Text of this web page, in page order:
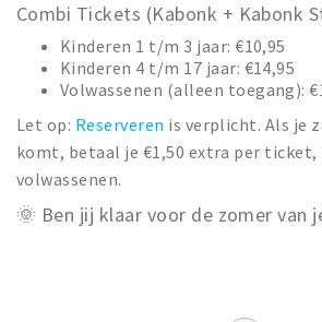
Combi Tickets (Kabonk + Kabonk
Kinderen 1 t/m 3 jaar: €10,95
Kinderen 4 t/m 17 jaar: €14,95
Volwassenen (alleen toegang):
Let op: Reserveren is verplicht. Als je
komt, betaal je €1,50 extra per ticket,
volwassenen.
🌞 Ben jij klaar voor de zomer van